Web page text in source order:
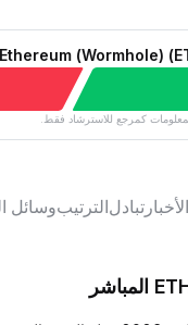
كمرجع للاسترشاد فقط.
الأخبار تبادلالترتيبوسائل